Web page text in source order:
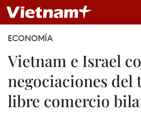
ECONOMÍA
Vietnam e Israel
negociaciones del
libre comercio